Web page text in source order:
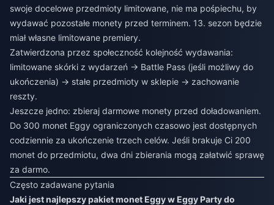
swoje docelowe przedmioty limitowane, nie ma pośpiechu, by
wydawać pozostałe monety przed terminem. 13. sezon będzie
miał własne limitowane premiery.
Zatwierdzona przez społeczność kolejność wydawania:
limitowane skórki z wydarzeń → Battle Pass (jeśli możliwy do
ukończenia) → stałe przedmioty w sklepie → zachowanie
reszty.
Jeszcze jedno: zbieraj darmowe monety przed doładowaniem.
Do 300 monet Eggy ograniczonych czasowo jest dostępnych
codziennie za ukończenie trzech celów. Jeśli brakuje Ci 200
monet do przedmiotu, dwa dni zbierania mogą załatwić sprawę
za darmo.
Często zadawane pytania
Jaki jest najlepszy pakiet monet Eggy w Eggy Party do